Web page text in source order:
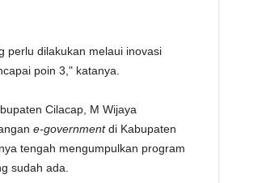
perlu dilakukan melaui inovasi
poin 3," katanya.
Cilacap, M Wijaya
e-governmentdi Kabupaten
tengah mengumpulkan program
sudah ada.